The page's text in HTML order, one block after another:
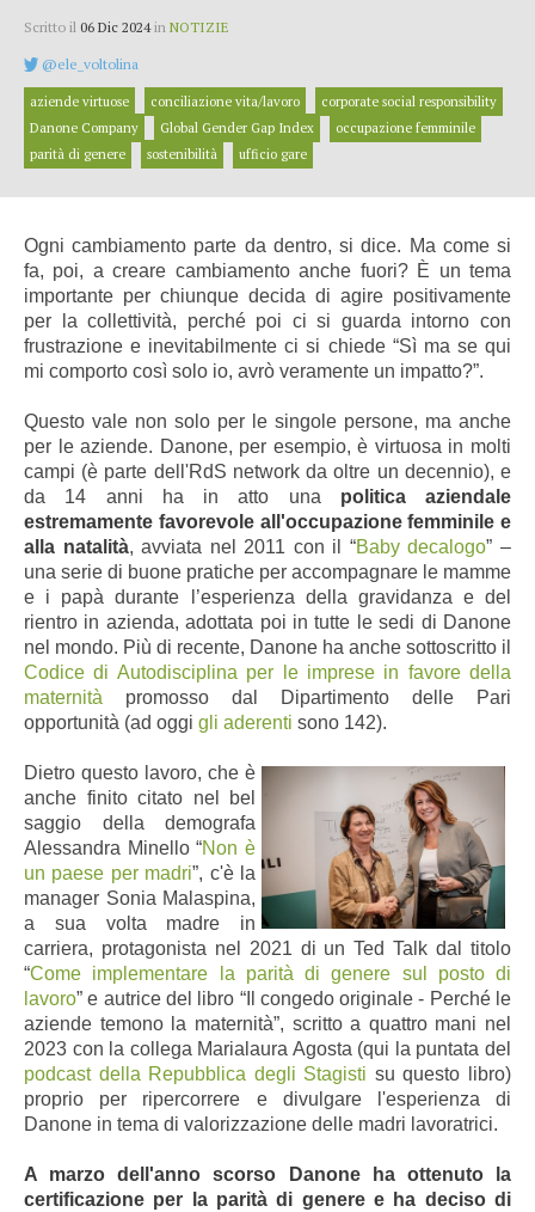
Scritto il 06 Dic 2024in NOTIZIE
@ele_voltolina
aziende virtuose conciliazione vita/lavoro
corporate social responsibility
Danone Company
Global Gender Gap Index
occupazione femminile
parità di genere
sostenibilità ufficio gare
Ogni cambiamento parte da dentro, si dice. Ma come si
fa, poi, a creare cambiamento anche fuori? È un tema
importante per chiunque decida di agire positivamente
per la collettività, perché poi ci si guarda intorno con
frustrazione e inevitabilmente ci si chiede “Sì ma se qui
mi comporto così solo io, avrò veramente un impatto?”.
Questo vale non solo per le singole persone, ma anche
per le aziende. Danone, per esempio, è virtuosa in molti
campi (è parte dell'RdS network da oltre un decennio), e
da 14 anni ha in atto una politica aziendale
estremamente favorevole all'occupazione femminile e
alla natalità, avviata nel 2011 con il “Baby decalogo” –
una serie di buone pratiche per accompagnare le mamme
e i papà durante l’esperienza della gravidanza e del
rientro in azienda, adottata poi in tutte le sedi di Danone
nel mondo. Più di recente, Danone ha anche sottoscritto il
Codice di Autodisciplina per le imprese in favore della
maternità promosso dal Dipartimento delle Pari
opportunità (ad oggi gli aderenti sono 142).
Dietro questo lavoro, che è
anche finito citato nel bel
saggio della demografa
Alessandra Minello “Non è
un paese per madri”, c'è la
manager Sonia Malaspina,
a sua volta madre in
carriera, protagonista nel 2021 di un Ted Talk dal titolo
“Come implementare la parità di genere sul posto di
lavoro” e autrice del libro “Il congedo originale - Perché le
aziende temono la maternità”, scritto a quattro mani nel
2023 con la collega Marialaura Agosta (qui la puntata del
podcast della Repubblica degli Stagisti su questo libro)
proprio per ripercorrere e divulgare l'esperienza di
Danone in tema di valorizzazione delle madri lavoratrici.
A marzo dell'anno scorso Danone ha ottenuto la
certificazione per la parità di genere e ha deciso di